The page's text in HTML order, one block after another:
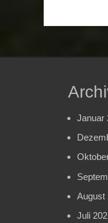
Januar
August
Juli